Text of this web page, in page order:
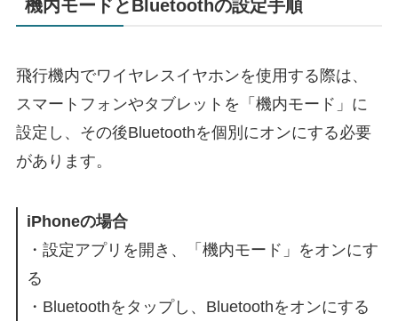
機内モードとBluetoothの設定手順
飛行機内でワイヤレスイヤホンを使用する際は、
スマートフォンやタブレットを「機内モード」に
設定し、その後Bluetoothを個別にオンにする必要
があります。
iPhoneの場合
・設定アプリを開き、「機内モード」をオンにす
る
・Bluetoothをタップし、Bluetoothをオンにする